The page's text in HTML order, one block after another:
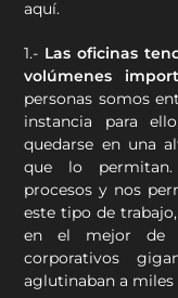
aquí.
1.- Las oficinas
volúmenes
personas somos
instancia para
quedarse en una
que lo permitan.
procesos y nos
este tipo de
en el mejor de
corporativos
aglutinaban a miles